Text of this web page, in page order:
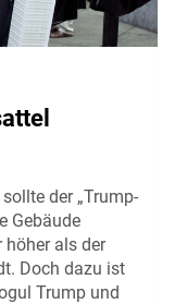
der „Trump-
Gebäude
höher als der
Doch dazu ist
Trump und